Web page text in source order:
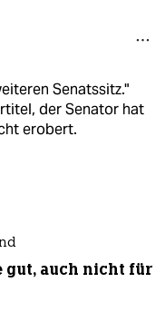
Senatssitz."
der Senator hat
erobert.
gut, auch nicht für